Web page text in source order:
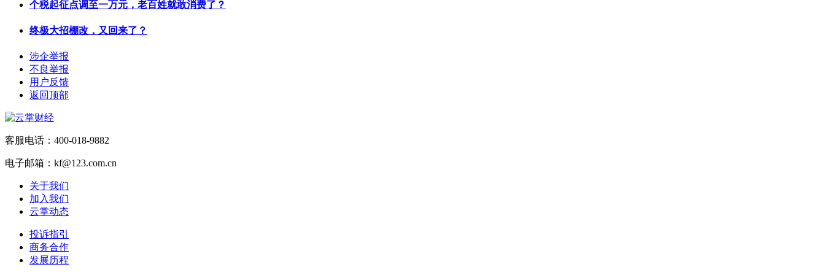
个税起征点调至一万元，老百姓就敢消费了？
终极大招棚改，又回来了？
涉企举报
不良举报
用户反馈
返回顶部
客服电话：400-018-9882
电子邮箱：kf@123.com.cn
关于我们
加入我们
云掌动态
投诉指引
商务合作
发展历程